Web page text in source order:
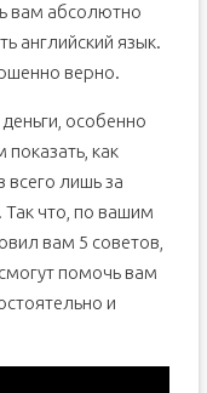
вам абсолютно
английский язык.
верно.
особенно
как
всего лишь за
что, по вашим
вам 5 советов,
помочь вам
и